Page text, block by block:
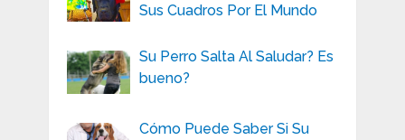
Sus Cuadros Por El Mundo
Su Perro Salta Al Saludar? Es
bueno?
Cómo Puede Saber Si Su